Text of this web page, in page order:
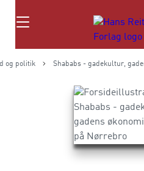
Søg
og politik Shababs - gadekultur,